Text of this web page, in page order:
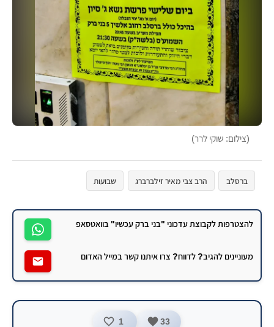
(צילום: שוקי לרר)
ברסלב הרב צבי מאיר זילברברג שבועות
להצטרפות לקבוצת עדכוני "בני ברק עכשיו" בוואטסאפ
מעוניינים להגיב? לדווח? צרו איתנו קשר במייל האדום
33
1